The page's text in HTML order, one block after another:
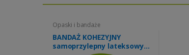
Opaski i bandaże
BANDAŻ KOHEZYJNY
samoprzylepny lateksowy